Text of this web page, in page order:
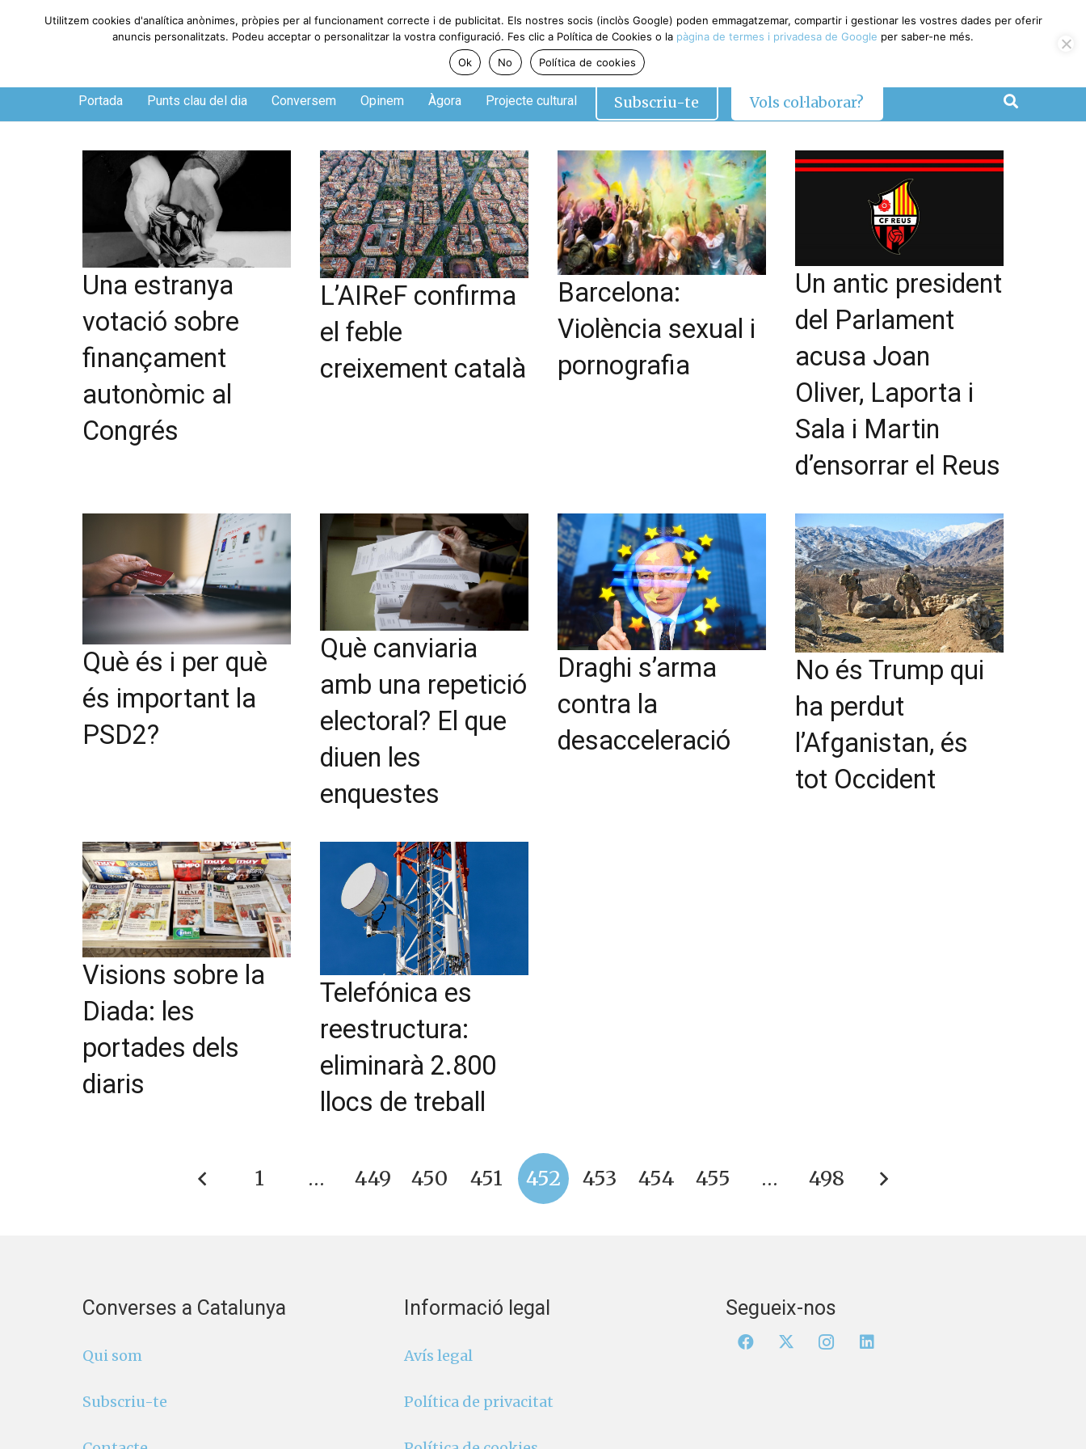
Dissabte, 8 de agosto de 2026
Portada Punts clau del dia Conversem Opinem Àgora Projecte cultural Subscriu-te Vols col·laborar?
Una estranya
votació sobre
finançament
autonòmic al
Congrés
L’AIReF confirma
el feble
creixement català
Barcelona:
Violència sexual i
pornografia
Un antic president
del Parlament
acusa Joan
Oliver, Laporta i
Sala i Martin
d’ensorrar el Reus
Què és i per què
és important la
PSD2?
Què canviaria
amb una repetició
electoral? El que
diuen les
enquestes
Draghi s’arma
contra la
desacceleració
No és Trump qui
ha perdut
l’Afganistan, és
tot Occident
Visions sobre la
Diada: les
portades dels
diaris
Telefónica es
reestructura:
eliminarà 2.800
llocs de treball
1 … 449 450 451 452 453 454 455 … 498
Converses a Catalunya
Qui som
Subscriu-te
Informació legal
Avís legal
Política de privacitat
Segueix-nos
Utilitzem cookies d'analítica anònimes, pròpies per al funcionament correcte i de publicitat. Els nostres socis (inclòs Google) poden emmagatzemar, compartir i gestionar les vostres dades per oferir
anuncis personalitzats. Podeu acceptar o personalitzar la vostra configuració. Fes clic a Política de Cookies o la pàgina de termes i privadesa de Google per saber-ne més.
Ok
No Política de cookies